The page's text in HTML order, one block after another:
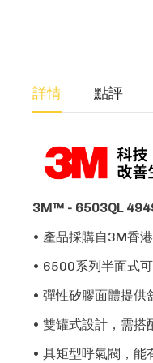
詳情 點評
3M™ - 6503QL
• 產品採購自3M香港
• 6500系列半面式
• 彈性矽膠面體提供
• 雙罐式設計，需
• 具矩型呼氣閥，能